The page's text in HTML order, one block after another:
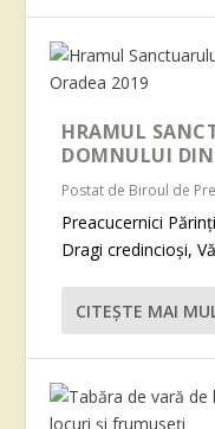
HRAMUL
DOMNULUI
Postat de Biroul de
Preacucernici
Dragi credincioși,
CITEŞTE MAI